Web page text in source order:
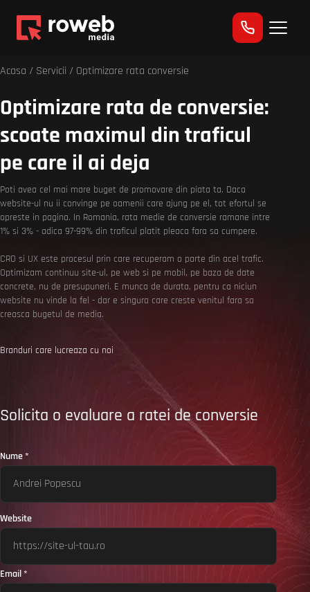
Acasa / Servicii / Optimizare rata conversie
Optimizare rata de conversie:
scoate maximul din traficul
pe care il ai deja
Poti avea cel mai mare buget de promovare din piata ta. Daca
website-ul nu ii convinge pe oamenii care ajung pe el, tot efortul se
opreste in pagina. In Romania, rata medie de conversie ramane intre
1% si 3% - adica 97-99% din traficul platit pleaca fara sa cumpere.
CRO si UX este procesul prin care recuperam o parte din acel trafic.
Optimizam continuu site-ul, pe web si pe mobil, pe baza de date
concrete, nu de presupuneri. E munca de durata, pentru ca niciun
website nu vinde la fel - dar e singura care creste venitul fara sa
creasca bugetul de media.
Branduri care lucreaza cu noi
Solicita o evaluare a ratei de conversie
Nume *
Website
Email *